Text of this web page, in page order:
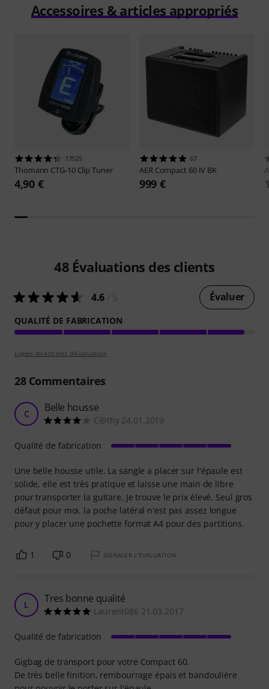
Accessoires & articles appropriés
17525
Thomann CTG-10 Clip Tuner
4,90 €
67
AER Compact 60 IV BK
999 €
48 Évaluations des clients
4.6 Évaluer
QUALITÉ DE FABRICATION
Lignes directrices d'évaluation
28Commentaires
C Belle housse
C@thy 24.01.2019
Une belle housse utile. La sangle a placer sur l'épaule est
solide, elle est très pratique et laisse une main de libre
pour transporter la guitare. Je trouve le prix élevé. Seul gros
défaut pour moi, la poche latéral n'est pas assez longue
pour y placer une pochette format A4 pour des partitions.
Qualité de fabrication
1 0 SIGNALER L'ÉVALUATION
L Tres bonne qualité
Laurent086 21.03.2017
Gigbag de transport pour votre Compact 60.
De très belle finition, rembourrage épais et bandoulière
Qualité de fabrication